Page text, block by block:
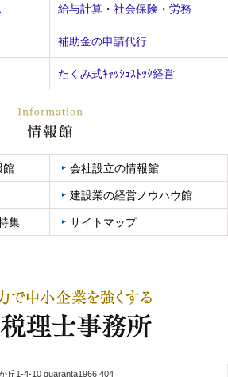
給与計算・社会保険・労務
補助金の申請代行
たくみ式ｷｬｯｼｭｽﾄｯｸ経営
館 会社設立の情報館
建設業の経営ノウハウ館
集 サイトマップ
丘1-4-10 quaranta1966 404